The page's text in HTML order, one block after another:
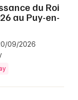
du Roi
au Puy-en-
09/2026